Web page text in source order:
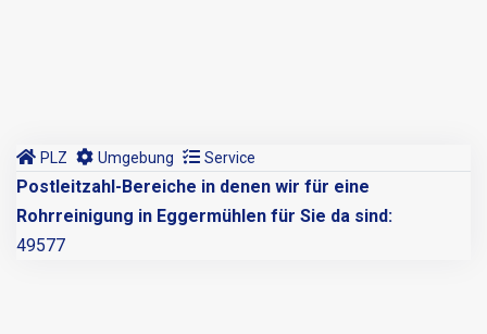
PLZ Umgebung Service
Postleitzahl-Bereiche in denen wir für eine
Rohrreinigung in Eggermühlen für Sie da sind:
49577